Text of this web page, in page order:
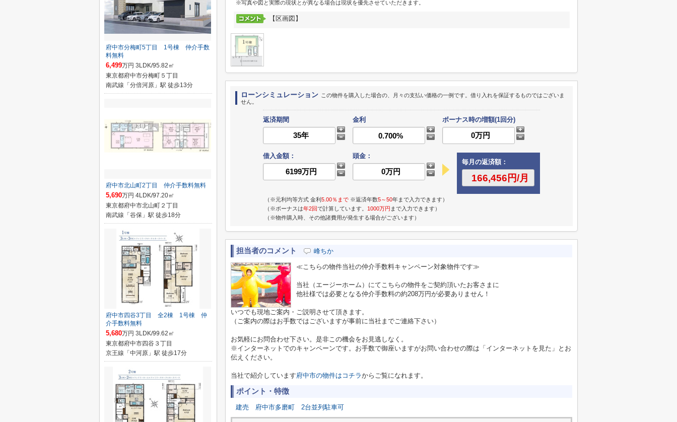
※写真や図と実際の現状とが異なる場合は現状を優先させていただきます。
【区画図】
ローンシミュレーション この物件を購入した場合の、月々の支払い価格の一例です。借り入れを保証するものではございま
せん。
返済期間 金利 ボーナス時の増額(1回分)
借入金額：
頭金：
毎月の返済額：
（※元利均等方式 金利5.00％まで ※返済年数5～50年まで入力できます）
（※ボーナスは年2回で計算しています。 1000万円 まで入力できます）
（※物件購入時、その他諸費用が発生する場合がございます）
担当者のコメント 峰ちか
≪こちらの物件当社の仲介手数料キャンペーン対象物件です≫
当社（エージーホーム）にてこちらの物件をご契約頂いたお客さまに
他社様では必要となる仲介手数料の約208万円が必要ありません！
いつでも現地ご案内・ご説明させて頂きます。
（ご案内の際はお手数ではございますが事前に当社までご連絡下さい）
お気軽にお問合わせ下さい。是非この機会をお見逃しなく。
※インターネットでのキャンペーンです。お手数で御座いますがお問い合わせの際は「インターネットを見た」とお
伝えください。
当社で紹介しています府中市の物件はコチラからご覧になれます。
ポイント・特徴
建売 府中市多磨町 2台並列駐車可
府中市分梅町5丁目 1号棟 仲介手数
料無料
6,499万円 3LDK/95.82㎡
東京都府中市分梅町５丁目
南武線「分倍河原」駅 徒歩13分
府中市北山町2丁目 仲介手数料無料
5,690万円 4LDK/97.20㎡
東京都府中市北山町２丁目
南武線「谷保」駅 徒歩18分
府中市四谷3丁目 全2棟 1号棟 仲
介手数料無料
5,680万円 3LDK/99.62㎡
東京都府中市四谷３丁目
京王線「中河原」駅 徒歩17分